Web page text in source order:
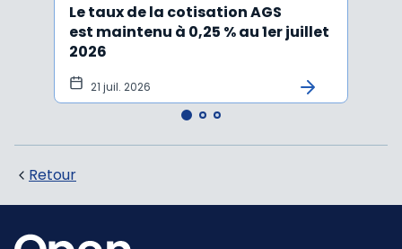
Le taux de la cotisation AGS
est maintenu à 0,25 % au 1er juillet
2026
21 juil. 2026
Retour